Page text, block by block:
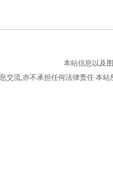
本站信息以及
交流,亦不承担任何法律责任 本